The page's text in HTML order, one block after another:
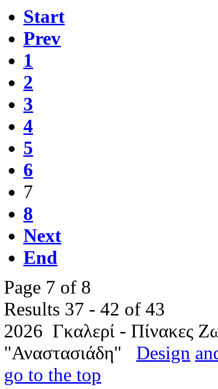
Start
Prev
1
2
3
4
5
6
7
8
Next
End
Page 7 of 8
Results 37 - 42 of 43
2026 Γκαλερί - Πίνακες
"Αναστασιάδη" Design
go to the top